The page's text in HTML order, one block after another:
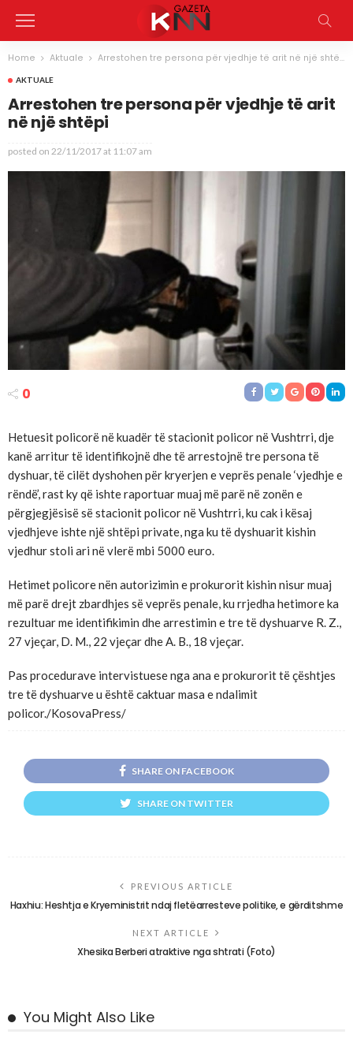
Home Aktuale Arrestohen tre persona për vjedhje të arit në një shtëpi
AKTUALE
Arrestohen tre persona për vjedhje të arit
në një shtëpi
posted on 22/11/2017 at 11:07 am
0
Hetuesit policorë në kuadër të stacionit policor në Vushtrri, dje
kanë arritur të identifikojnë dhe të arrestojnë tre persona të
dyshuar, të cilët dyshohen për kryerjen e veprës penale ‘vjedhje e
rëndë’, rast ky që ishte raportuar muaj më parë në zonën e
përgjegjësisë së stacionit policor në Vushtrri, ku cak i kësaj
vjedhjeve ishte një shtëpi private, nga ku të dyshuarit kishin
vjedhur stoli ari në vlerë mbi 5000 euro.
Hetimet policore nën autorizimin e prokurorit kishin nisur muaj
më parë drejt zbardhjes së veprës penale, ku rrjedha hetimore ka
rezultuar me identifikimin dhe arrestimin e tre të dyshuarve R. Z.,
27 vjeçar, D. M., 22 vjeçar dhe A. B., 18 vjeçar.
Pas procedurave intervistuese nga ana e prokurorit të çështjes
tre të dyshuarve u është caktuar masa e ndalimit
policor./KosovaPress/
SHARE ON FACEBOOK
SHARE ON TWITTER
PREVIOUS ARTICLE
Haxhiu: Heshtja e Kryeministrit ndaj fletëarresteve politike, e gërditshme
NEXT ARTICLE
Xhesika Berberi atraktive nga shtrati (Foto)
You Might Also Like